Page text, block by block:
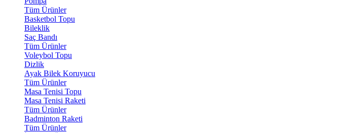
Tüm Ürünler
Basketbol Topu
Bileklik
Saç Bandı
Tüm Ürünler
Voleybol Topu
Dizlik
Ayak Bilek Koruyucu
Tüm Ürünler
Masa Tenisi Topu
Masa Tenisi Raketi
Tüm Ürünler
Badminton Raketi
Tüm Ürünler